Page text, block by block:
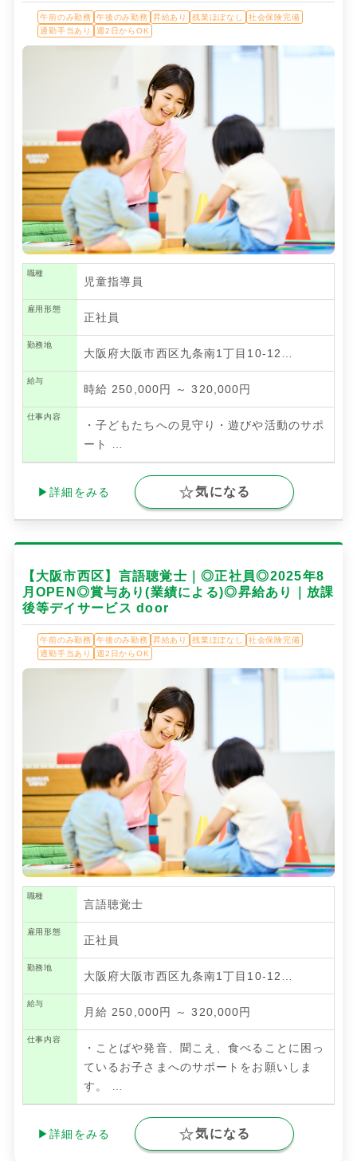
午前のみ勤務 午後のみ勤務 昇給あり 残業ほぼなし
社会保険完備
通勤手当あり
週2日からOK
職種
児童指導員
雇用形態
正社員
勤務地
大阪府大阪市西区九条南1丁目10-12…
給与
時給 250,000円 ～ 320,000円
仕事内容
・子どもたちへの見守り・遊びや活動のサポ
ート
▶詳細をみる 気になる
【大阪市西区】言語聴覚士｜◎正社員◎2025年8
月OPEN◎賞与あり(業績による)◎昇給あり｜放課
後等デイサービス door
午前のみ勤務 午後のみ勤務 昇給あり 残業ほぼなし
社会保険完備
通勤手当あり
週2日からOK
職種
言語聴覚士
雇用形態
正社員
勤務地
大阪府大阪市西区九条南1丁目10-12…
給与
月給 250,000円 ～ 320,000円
仕事内容
・ことばや発音、聞こえ、食べることに困っ
ているお子さまへのサポートをお願いしま
す。
▶詳細をみる 気になる